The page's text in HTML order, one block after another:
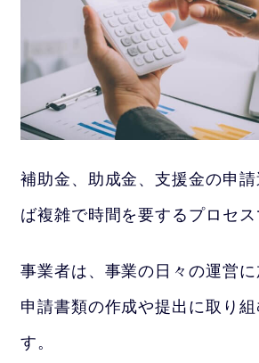
補助金、助成金、支援金の申
ば複雑で時間を要するプロセス
事業者は、事業の日々の運営
申請書類の作成や提出に取り
す。